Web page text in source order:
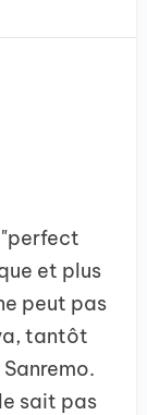
et plus
peut pas
tantôt
sait pas